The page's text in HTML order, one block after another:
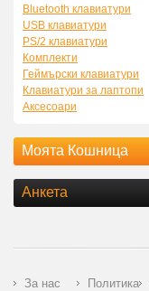
Bluetooth клавиатури
USB клавиатури
PS/2 клавиатури
Комплекти
Геймърски клавиатури
Клавиатури за лаптопи
Аксесоари
Моята Кошница
Анкета
За нас
Политика